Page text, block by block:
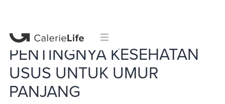
PENTINGNYA KESEHATAN
USUS UNTUK UMUR
PANJANG